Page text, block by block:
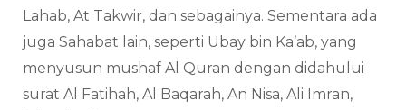
Lahab, At Takwir, dan sebagainya. Sementara ada
juga Sahabat lain, seperti Ubay bin Ka’ab, yang
menyusun mushaf Al Quran dengan didahului
surat Al Fatihah, Al Baqarah, An Nisa, Ali Imran,